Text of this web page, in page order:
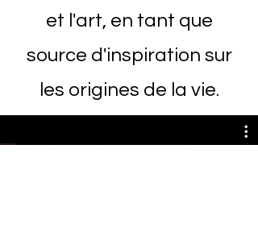
et l'art, en tant que
source d'inspiration sur
les origines de la vie.